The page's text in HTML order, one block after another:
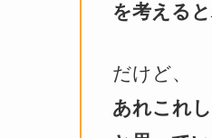
を考える
だけど、
あれこれ